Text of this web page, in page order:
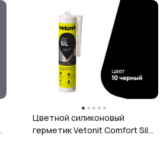
Цветной силиконовый
герметик Vetonit Comfort Sil,